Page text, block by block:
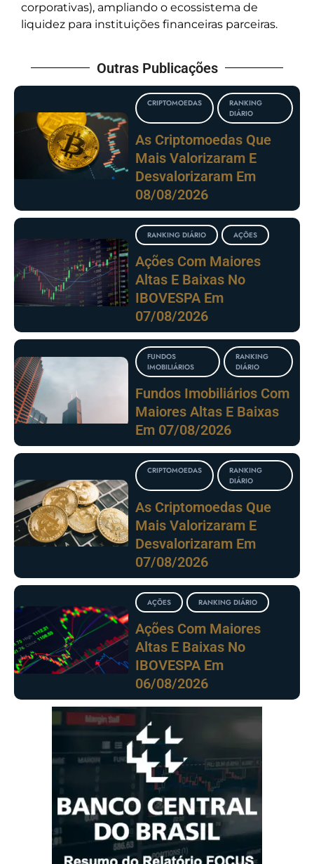
corporativas), ampliando o ecossistema de
liquidez para instituições financeiras parceiras.
Outras Publicações
CRIPTOMOEDAS
RANKING
DIÁRIO
As Criptomoedas Que
Mais Valorizaram E
Desvalorizaram Em
08/08/2026
RANKING DIÁRIO AÇÕES
Ações Com Maiores
Altas E Baixas No
IBOVESPA Em
07/08/2026
FUNDOS
IMOBILIÁRIOS
RANKING
DIÁRIO
Fundos Imobiliários Com
Maiores Altas E Baixas
Em 07/08/2026
CRIPTOMOEDAS
RANKING
DIÁRIO
As Criptomoedas Que
Mais Valorizaram E
Desvalorizaram Em
07/08/2026
AÇÕES RANKING DIÁRIO
Ações Com Maiores
Altas E Baixas No
IBOVESPA Em
06/08/2026